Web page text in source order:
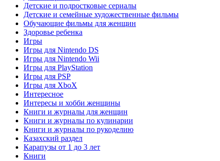
Детские и подростковые сериалы
Детские и семейные художественные фильмы
Обучающие фильмы для женщин
Здоровье ребенка
Игры
Игры для Nintendo DS
Игры для Nintendo Wii
Игры для PlayStation
Игры для PSP
Игры для XboX
Интересное
Интересы и хобби женщины
Книги и журналы для женщин
Книги и журналы по кулинарии
Книги и журналы по рукоделию
Казахский раздел
Карапузы от 1 до 3 лет
Книги